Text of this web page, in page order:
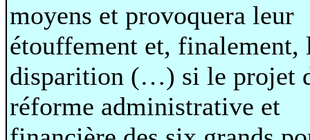
moyens et provoquera leur
étouffement et, finalement,
disparition (…) si le projet
réforme administrative et